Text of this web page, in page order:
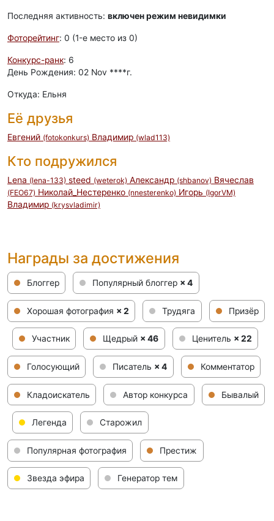
Последняя активность: включен режим невидимки
Фоторейтинг: 0 (1-e место из 0)
Конкурс-ранк: 6
День Рождения: 02 Nov ****г.
Откуда: Ельня
Её друзья
Евгений (fotokonkurs) Владимир (wlad113)
Кто подружился
Lena (lena-133) steed (weterok) Александр (shbanov) Вячеслав
(FEO67) Николай_Нестеренко (nnesterenko) Игорь (IgorVM)
Владимир (krysvladimir)
Награды за достижения
Блоггер Популярный блоггер × 4
Хорошая фотография × 2 Трудяга Призёр
Участник Щедрый × 46 Ценитель × 22
Голосующий Писатель × 4 Комментатор
Кладоискатель Автор конкурса Бывалый
Легенда Старожил
Популярная фотография Престиж
Звезда эфира Генератор тем